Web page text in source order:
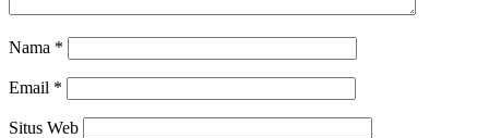
Nama *
Email *
Situs Web